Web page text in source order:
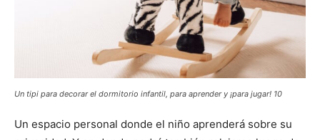
Un tipi para decorar el dormitorio infantil, para aprender y ¡para jugar! 10
Un espacio personal donde el niño aprenderá sobre su